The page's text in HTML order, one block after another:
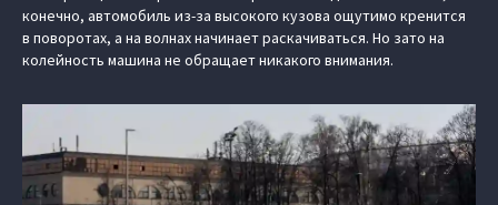
конечно, автомобиль из-за высокого кузова ощутимо кренится
в поворотах, а на волнах начинает раскачиваться. Но зато на
колейность машина не обращает никакого внимания.